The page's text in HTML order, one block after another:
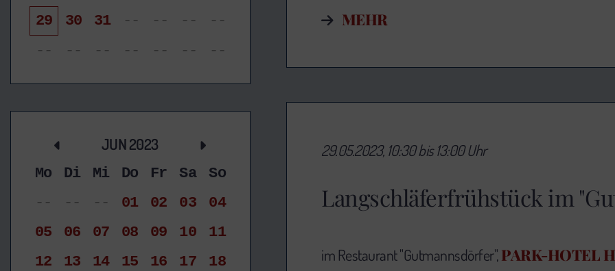
29
30 31 -- -- --
--
--
-- -- -- -- -- --
JUN 2023
Mo Di Mi Do Fr Sa
So
--
-- -- 01 02 03
04
05
06 07 08 09 10
11
12
13 14 15 16 17
18
MEHR
Langschläferfrühstück im
29.05.2023, 10:30 bis 13:00 Uhr
im Restaurant "Gutmannsdörfer",PARK-HOTEL